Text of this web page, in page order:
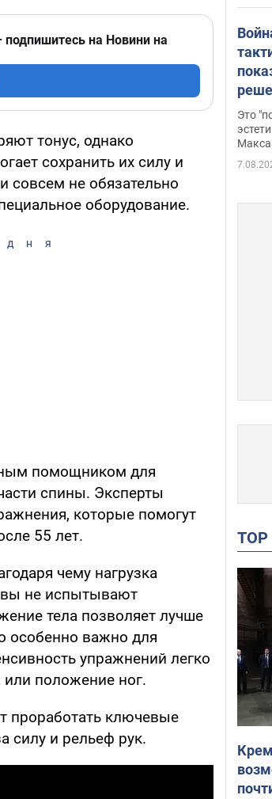
подпишитесь на Новини на
тонус, однако
сохранить их силу и
совсем не обязательно
оборудование.
помощником для
спины. Эксперты
которые помогут
55 лет.
чему нагрузка
не испытывают
тела позволяет лучше
особенно важно для
упражнений легко
или положение ног.
проработать ключевые
силу и рельеф рук.
Это